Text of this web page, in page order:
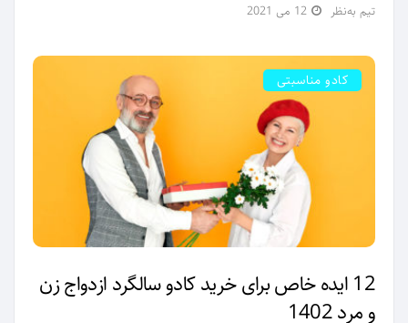
تیم به‌نظر 12 می 2021
کادو مناسبتی
12 ایده خاص برای خرید کادو سالگرد ازدواج زن
و مرد 1402